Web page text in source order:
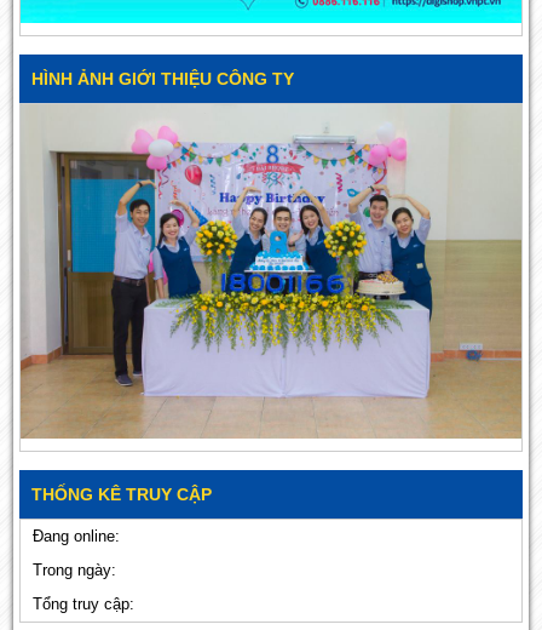
HÌNH ẢNH GIỚI THIỆU CÔNG TY
THỐNG KÊ TRUY CẬP
Đang online:
Trong ngày:
Tổng truy cập: